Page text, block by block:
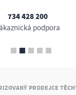
734 428 200
podpora
PRODEJCE